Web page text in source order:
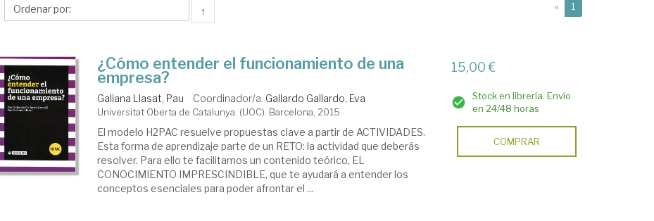
Eva
↑ « 1
¿Cómo entender el funcionamiento de una
empresa?
Galiana Llasat, Pau Coordinador/a. Gallardo Gallardo, Eva
Universitat Oberta de Catalunya. (UOC). Barcelona, 2015
El modelo H2PAC resuelve propuestas clave a partir de ACTIVIDADES.
Esta forma de aprendizaje parte de un RETO: la actividad que deberás
resolver. Para ello te facilitamos un contenido teórico, EL
CONOCIMIENTO IMPRESCINDIBLE, que te ayudará a entender los
conceptos esenciales para poder afrontar el ...
15,00 €
Stock en librería. Envío
en 24/48 horas
COMPRAR